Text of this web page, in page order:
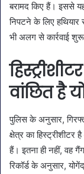
बरामद किए हैं। इससे
निपटने के लिए
भी अलग से कार्रवाई
वांछित है
पुलिस के अनुसार,
क्षेत्र का
हैं। इतना ही नहीं, वह
रिकॉर्ड के अनुसार,